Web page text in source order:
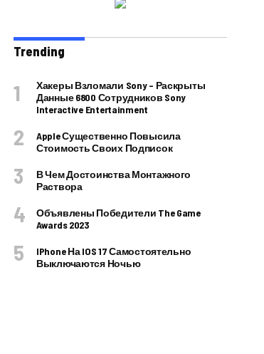
Trending
Хакеры Взломали Sony – Раскрыты
Данные 6800 Сотрудников Sony
Interactive Entertainment
Apple Существенно Повысила
Стоимость Своих Подписок
В Чем Достоинства Монтажного
Раствора
Объявлены Победители The Game
Awards 2023
IPhone На IOS 17 Самостоятельно
Выключаются Ночью